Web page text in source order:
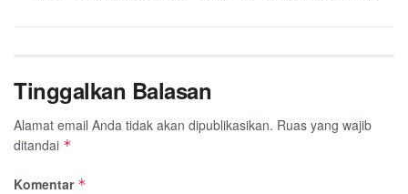
Tinggalkan Balasan
Alamat email Anda tidak akan dipublikasikan. Ruas yang wajib
ditandai *
Komentar *